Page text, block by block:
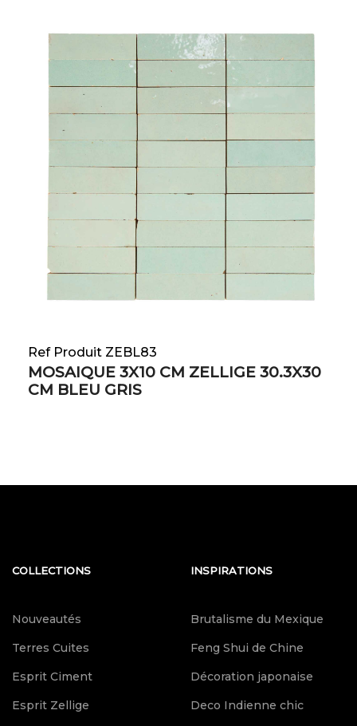
Ref Produit ZEBL83
MOSAIQUE 3X10 CM ZELLIGE 30.3X30
CM BLEU GRIS
COLLECTIONS
Nouveautés
Terres Cuites
Esprit Ciment
Esprit Zellige
INSPIRATIONS
Brutalisme du Mexique
Feng Shui de Chine
Décoration japonaise
Deco Indienne chic